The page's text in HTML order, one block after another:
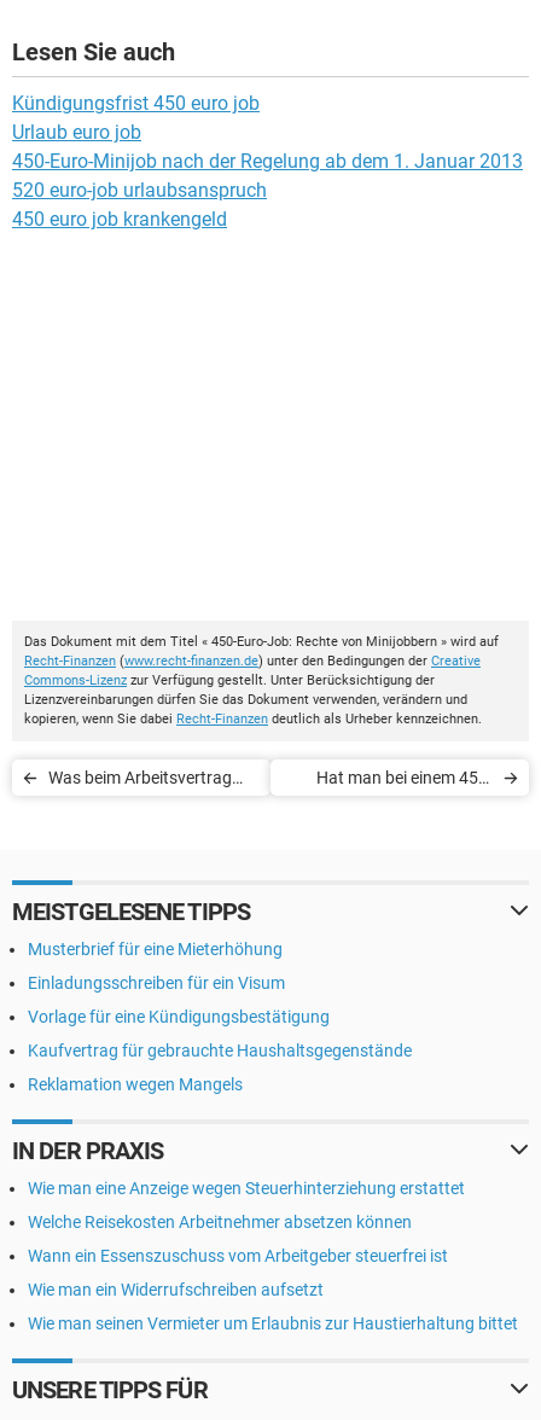
Lesen Sie auch
Kündigungsfrist 450 euro job
Urlaub euro job
450-Euro-Minijob nach der Regelung ab dem 1. Januar 2013
520 euro-job urlaubsanspruch
450 euro job krankengeld
Das Dokument mit dem Titel « 450-Euro-Job: Rechte von Minijobbern » wird auf
Recht-Finanzen (www.recht-finanzen.de) unter den Bedingungen der Creative
Commons-Lizenz zur Verfügung gestellt. Unter Berücksichtigung der
Lizenzvereinbarungen dürfen Sie das Dokument verwenden, verändern und
kopieren, wenn Sie dabei Recht-Finanzen deutlich als Urheber kennzeichnen.
Was beim Arbeitsvertrag
Hat man bei einem 450-
MEISTGELESENE TIPPS
Musterbrief für eine Mieterhöhung
Einladungsschreiben für ein Visum
Vorlage für eine Kündigungsbestätigung
Kaufvertrag für gebrauchte Haushaltsgegenstände
Reklamation wegen Mangels
IN DER PRAXIS
Wie man eine Anzeige wegen Steuerhinterziehung erstattet
Welche Reisekosten Arbeitnehmer absetzen können
Wann ein Essenszuschuss vom Arbeitgeber steuerfrei ist
Wie man ein Widerrufschreiben aufsetzt
Wie man seinen Vermieter um Erlaubnis zur Haustierhaltung bittet
UNSERE TIPPS FÜR